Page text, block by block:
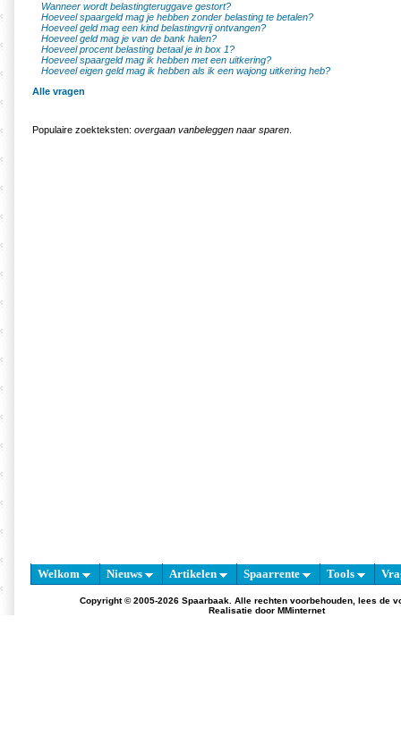
Wanneer wordt belastingteruggave gestort?
Hoeveel spaargeld mag je hebben zonder belasting te betalen?
Hoeveel geld mag een kind belastingvrij ontvangen?
Hoeveel geld mag je van de bank halen?
Hoeveel procent belasting betaal je in box 1?
Hoeveel spaargeld mag ik hebben met een uitkering?
Hoeveel eigen geld mag ik hebben als ik een wajong uitkering heb?
Alle vragen
Populaire zoekteksten: overgaan vanbeleggen naar sparen
Welkom Nieuws Artikelen Spaarrente Tools
Copyright © 2005-2026 Spaarbaak. Alle rechten voorbehouden, lees de
Realisatie door MMinternet